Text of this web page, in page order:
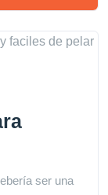
ser una